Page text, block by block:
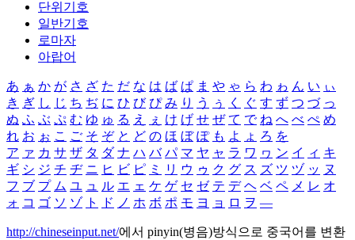
단위기호
일반기호
로마자
아랍어
あ ぁ か が さ ざ た だ な は ば ぱ ま や ゃ ら わ ゎ ん い ぃ
き ぎ し じ ち ぢ に ひ び ぴ み り う ぅ く ぐ す ず つ づ っ
ぬ ふ ぶ ぷ む ゆ ゅ る え ぇ け げ せ ぜ て で ね へ べ ぺ め
れ お ぉ こ ご そ ぞ と ど の ほ ぼ ぽ も よ ょ ろ を
ア ァ カ サ ザ タ ダ ナ ハ バ パ マ ヤ ャ ラ ワ ヮ ン イ ィ キ
ギ シ ジ チ ヂ ニ ヒ ビ ピ ミ リ ウ ゥ ク グ ス ズ ツ ヅ ッ ヌ
フ ブ プ ム ユ ュ ル エ ェ ケ ゲ セ ゼ テ デ ヘ ベ ペ メ レ オ
ォ コ ゴ ソ ゾ ト ド ノ ホ ボ ポ モ ヨ ョ ロ ヲ ―
http://chineseinput.net/에서 pinyin(병음)방식으로 중국어를 변환